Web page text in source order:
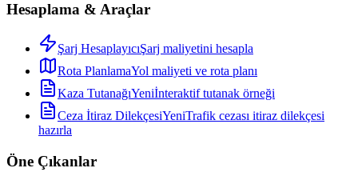
Hesaplama & Araçlar
Şarj HesaplayıcıŞarj maliyetini hesapla
Rota PlanlamaYol maliyeti ve rota planı
Kaza TutanağıYeniİnteraktif tutanak örneği
Ceza İtiraz DilekçesiYeniTrafik cezası itiraz dilekçesi
hazırla
Öne Çıkanlar